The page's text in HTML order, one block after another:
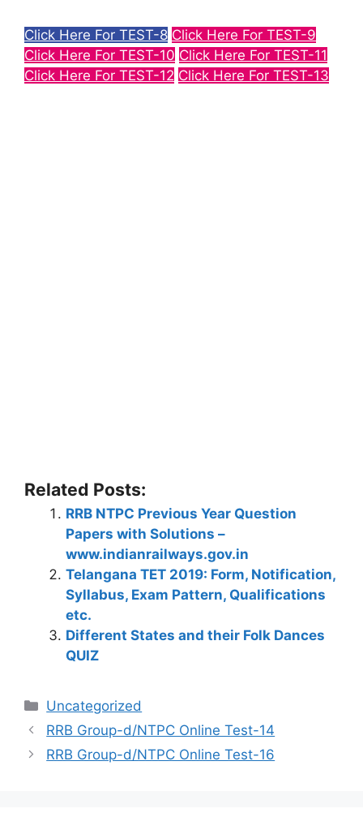
Click Here For TEST-8 Click Here For TEST-9
Click Here For TEST-10 Click Here For TEST-11
Click Here For TEST-12 Click Here For TEST-13
Related Posts:
RRB NTPC Previous Year Question
Papers with Solutions –
www.indianrailways.gov.in
Telangana TET 2019: Form, Notification,
Syllabus, Exam Pattern, Qualifications
etc.
Different States and their Folk Dances
QUIZ
Categories
Uncategorized
RRB Group-d/NTPC Online Test-14
RRB Group-d/NTPC Online Test-16